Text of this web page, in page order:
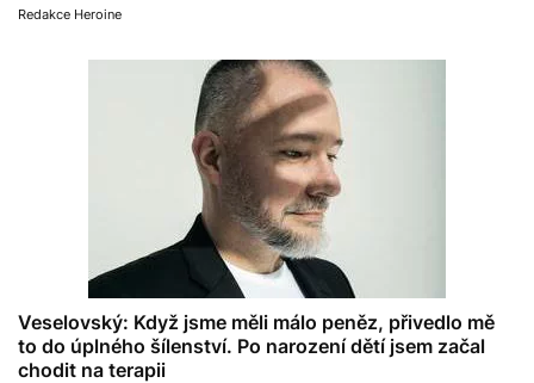
Redakce Heroine
Veselovský: Když jsme měli málo peněz, přivedlo mě
to do úplného šílenství. Po narození dětí jsem začal
chodit na terapii